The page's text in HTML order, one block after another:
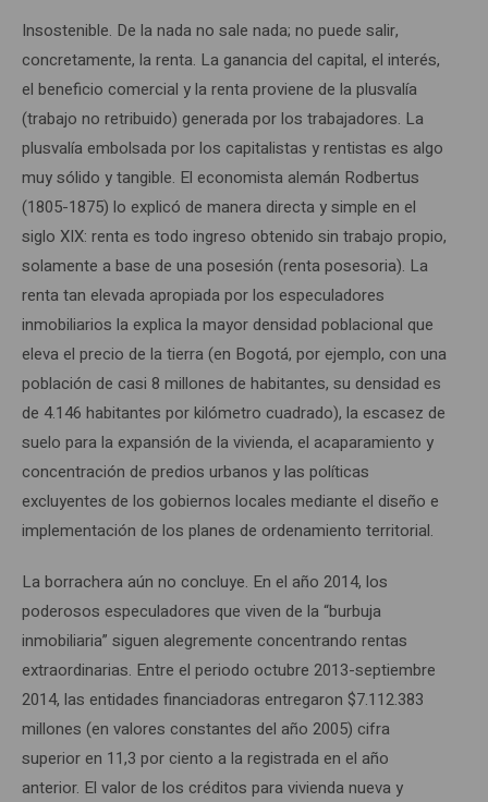
Insostenible. De la nada no sale nada; no puede salir,
concretamente, la renta. La ganancia del capital, el interés,
el beneficio comercial y la renta proviene de la plusvalía
(trabajo no retribuido) generada por los trabajadores. La
plusvalía embolsada por los capitalistas y rentistas es algo
muy sólido y tangible. El economista alemán Rodbertus
(1805-1875) lo explicó de manera directa y simple en el
siglo XIX: renta es todo ingreso obtenido sin trabajo propio,
solamente a base de una posesión (renta posesoria). La
renta tan elevada apropiada por los especuladores
inmobiliarios la explica la mayor densidad poblacional que
eleva el precio de la tierra (en Bogotá, por ejemplo, con una
población de casi 8 millones de habitantes, su densidad es
de 4.146 habitantes por kilómetro cuadrado), la escasez de
suelo para la expansión de la vivienda, el acaparamiento y
concentración de predios urbanos y las políticas
excluyentes de los gobiernos locales mediante el diseño e
implementación de los planes de ordenamiento territorial.
La borrachera aún no concluye. En el año 2014, los
poderosos especuladores que viven de la “burbuja
inmobiliaria” siguen alegremente concentrando rentas
extraordinarias. Entre el periodo octubre 2013-septiembre
2014, las entidades financiadoras entregaron $7.112.383
millones (en valores constantes del año 2005) cifra
superior en 11,3 por ciento a la registrada en el año
anterior. El valor de los créditos para vivienda nueva y